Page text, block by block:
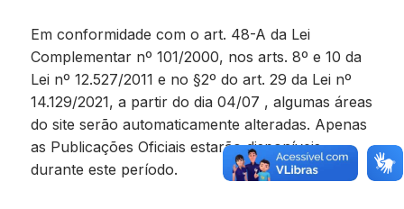
Em conformidade com o art. 48-A da Lei
Complementar nº 101/2000, nos arts. 8º e 10 da
Lei nº 12.527/2011 e no §2º do art. 29 da Lei nº
14.129/2021, a partir do dia 04/07 , algumas áreas
do site serão automaticamente alteradas. Apenas
as Publicações Oficiais estarão disponíveis
durante este período.